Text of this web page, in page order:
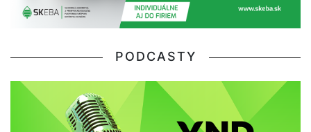
PODCASTY